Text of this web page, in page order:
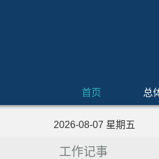
首页 总
2026-08-07 星期五
工作记事